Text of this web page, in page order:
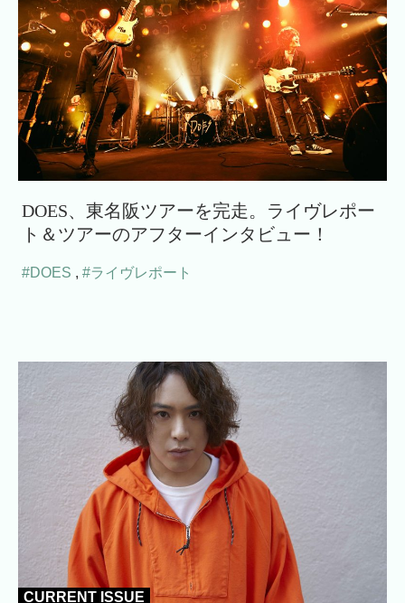
DOES、東名阪ツアーを完走。ライヴレポー
ト＆ツアーのアフターインタビュー！
#DOES , #ライヴレポート
CURRENT ISSUE